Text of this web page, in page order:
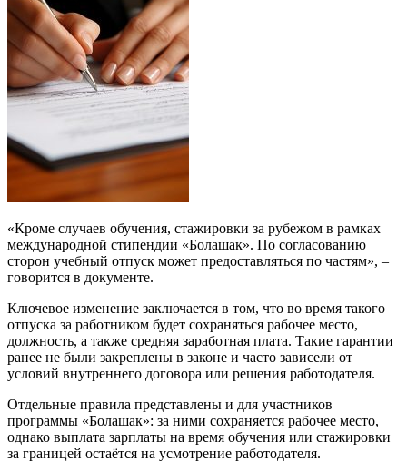
«Кроме случаев обучения, стажировки за рубежом в рамках
международной стипендии «Болашак». По согласованию
сторон учебный отпуск может предоставляться по частям», –
говорится в документе.
Ключевое изменение заключается в том, что во время такого
отпуска за работником будет сохраняться рабочее место,
должность, а также средняя заработная плата. Такие гарантии
ранее не были закреплены в законе и часто зависели от
условий внутреннего договора или решения работодателя.
Отдельные правила представлены и для участников
программы «Болашак»: за ними сохраняется рабочее место,
однако выплата зарплаты на время обучения или стажировки
за границей остаётся на усмотрение работодателя.